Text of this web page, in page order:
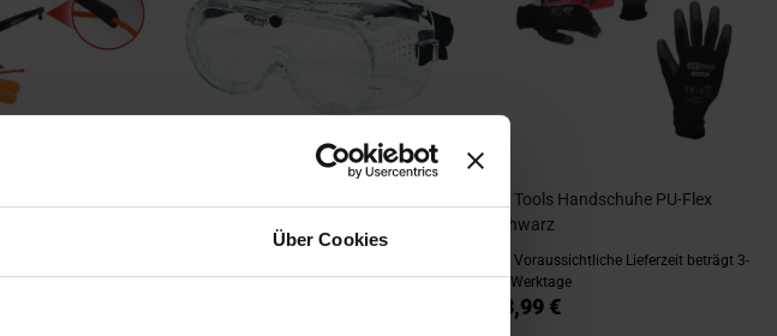
Über Cookies
15 Werktage
KS Tools Handschuhe PU-Flex
Schwarz
Voraussichtliche Lieferzeit beträgt 3-
15 Werktage
33,99 €